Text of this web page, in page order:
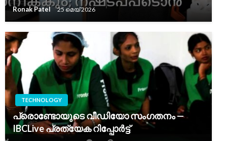
Ronak Patel 25 മെയ്‌ 2026
TECHNOLOGY
പ്രൊണ്ടോയുടെ വീഡിയോ സംഗതനം —
IBCLive പ്രത്യേക റിപ്പോർട്ട്